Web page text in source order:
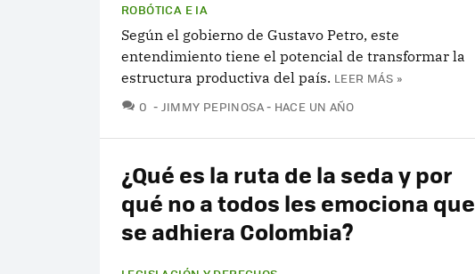
ROBÓTICA E IA
Según el gobierno de Gustavo Petro, este
entendimiento tiene el potencial de transformar la
estructura productiva del país. LEER MÁS »
0 COMENTARIOS
JIMMY PEPINOSA HACE UN AÑO
¿Qué es la ruta de la seda y por
qué no a todos les emociona que
se adhiera Colombia?